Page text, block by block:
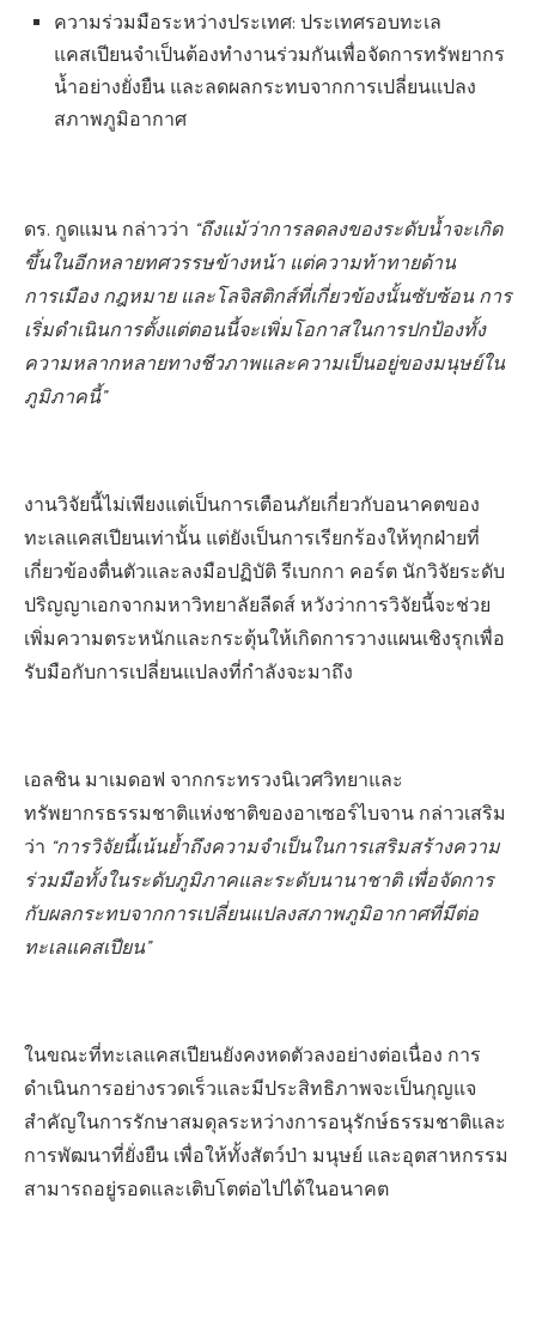
ความร่วมมือระหว่างประเทศ: ประเทศรอบทะเล
แคสเปียนจำเป็นต้องทำงานร่วมกันเพื่อจัดการทรัพยากร
น้ำอย่างยั่งยืน และลดผลกระทบจากการเปลี่ยนแปลง
สภาพภูมิอากาศ
ดร. กูดแมน กล่าวว่า “ถึงแม้ว่าการลดลงของระดับน้ำจะเกิด
ขึ้นในอีกหลายทศวรรษข้างหน้า แต่ความท้าทายด้าน
การเมือง กฎหมาย และโลจิสติกส์ที่เกี่ยวข้องนั้นซับซ้อน การ
เริ่มดำเนินการตั้งแต่ตอนนี้จะเพิ่มโอกาสในการปกป้องทั้ง
ความหลากหลายทางชีวภาพและความเป็นอยู่ของมนุษย์ใน
ภูมิภาคนี้”
งานวิจัยนี้ไม่เพียงแต่เป็นการเตือนภัยเกี่ยวกับอนาคตของ
ทะเลแคสเปียนเท่านั้น แต่ยังเป็นการเรียกร้องให้ทุกฝ่ายที่
เกี่ยวข้องตื่นตัวและลงมือปฏิบัติ รีเบกกา คอร์ต นักวิจัยระดับ
ปริญญาเอกจากมหาวิทยาลัยลีดส์ หวังว่าการวิจัยนี้จะช่วย
เพิ่มความตระหนักและกระตุ้นให้เกิดการวางแผนเชิงรุกเพื่อ
รับมือกับการเปลี่ยนแปลงที่กำลังจะมาถึง
เอลชิน มาเมดอฟ จากกระทรวงนิเวศวิทยาและ
ทรัพยากรธรรมชาติแห่งชาติของอาเซอร์ไบจาน กล่าวเสริม
ว่า “การวิจัยนี้เน้นย้ำถึงความจำเป็นในการเสริมสร้างความ
ร่วมมือทั้งในระดับภูมิภาคและระดับนานาชาติ เพื่อจัดการ
กับผลกระทบจากการเปลี่ยนแปลงสภาพภูมิอากาศที่มีต่อ
ทะเลแคสเปียน”
ในขณะที่ทะเลแคสเปียนยังคงหดตัวลงอย่างต่อเนื่อง การ
ดำเนินการอย่างรวดเร็วและมีประสิทธิภาพจะเป็นกุญแจ
สำคัญในการรักษาสมดุลระหว่างการอนุรักษ์ธรรมชาติและ
การพัฒนาที่ยั่งยืน เพื่อให้ทั้งสัตว์ป่า มนุษย์ และอุตสาหกรรม
สามารถอยู่รอดและเติบโตต่อไปได้ในอนาคต